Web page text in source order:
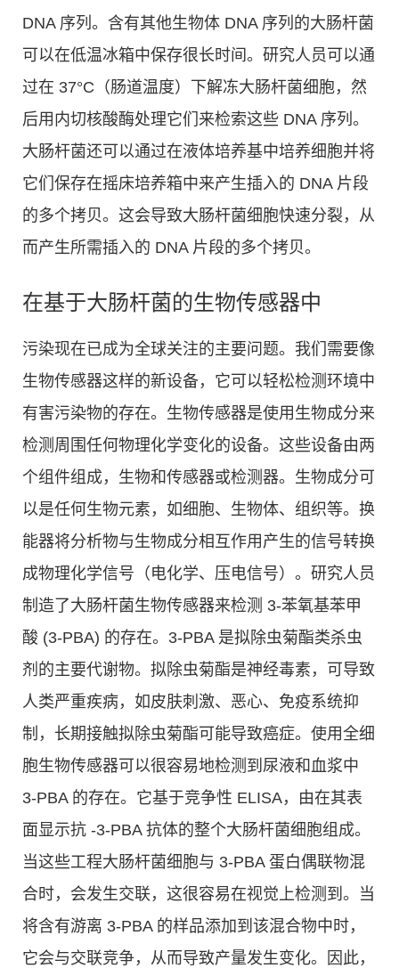
DNA 序列。含有其他生物体 DNA 序列的大肠杆菌
可以在低温冰箱中保存很长时间。研究人员可以通
过在 37°C（肠道温度）下解冻大肠杆菌细胞，然
后用内切核酸酶处理它们来检索这些 DNA 序列。
大肠杆菌还可以通过在液体培养基中培养细胞并将
它们保存在摇床培养箱中来产生插入的 DNA 片段
的多个拷贝。这会导致大肠杆菌细胞快速分裂，从
而产生所需插入的 DNA 片段的多个拷贝。
在基于大肠杆菌的生物传感器中
污染现在已成为全球关注的主要问题。我们需要像
生物传感器这样的新设备，它可以轻松检测环境中
有害污染物的存在。生物传感器是使用生物成分来
检测周围任何物理化学变化的设备。这些设备由两
个组件组成，生物和传感器或检测器。生物成分可
以是任何生物元素，如细胞、生物体、组织等。换
能器将分析物与生物成分相互作用产生的信号转换
成物理化学信号（电化学、压电信号）。研究人员
制造了大肠杆菌生物传感器来检测 3-苯氧基苯甲
酸 (3-PBA) 的存在。3-PBA 是拟除虫菊酯类杀虫
剂的主要代谢物。拟除虫菊酯是神经毒素，可导致
人类严重疾病，如皮肤刺激、恶心、免疫系统抑
制，长期接触拟除虫菊酯可能导致癌症。使用全细
胞生物传感器可以很容易地检测到尿液和血浆中
3-PBA 的存在。它基于竞争性 ELISA，由在其表
面显示抗 -3-PBA 抗体的整个大肠杆菌细胞组成。
当这些工程大肠杆菌细胞与 3-PBA 蛋白偶联物混
合时，会发生交联，这很容易在视觉上检测到。当
将含有游离 3-PBA 的样品添加到该混合物中时，
它会与交联竞争，从而导致产量发生变化。因此，